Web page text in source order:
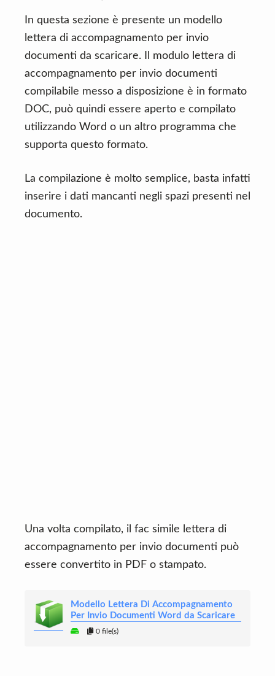
In questa sezione è presente un modello
lettera di accompagnamento per invio
documenti da scaricare. Il modulo lettera di
accompagnamento per invio documenti
compilabile messo a disposizione è in formato
DOC, può quindi essere aperto e compilato
utilizzando Word o un altro programma che
supporta questo formato.
La compilazione è molto semplice, basta infatti
inserire i dati mancanti negli spazi presenti nel
documento.
Una volta compilato, il fac simile lettera di
accompagnamento per invio documenti può
essere convertito in PDF o stampato.
Modello Lettera Di Accompagnamento
Per Invio Documenti Word da Scaricare
0 file(s)